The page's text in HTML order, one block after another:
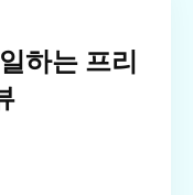
하는 프리